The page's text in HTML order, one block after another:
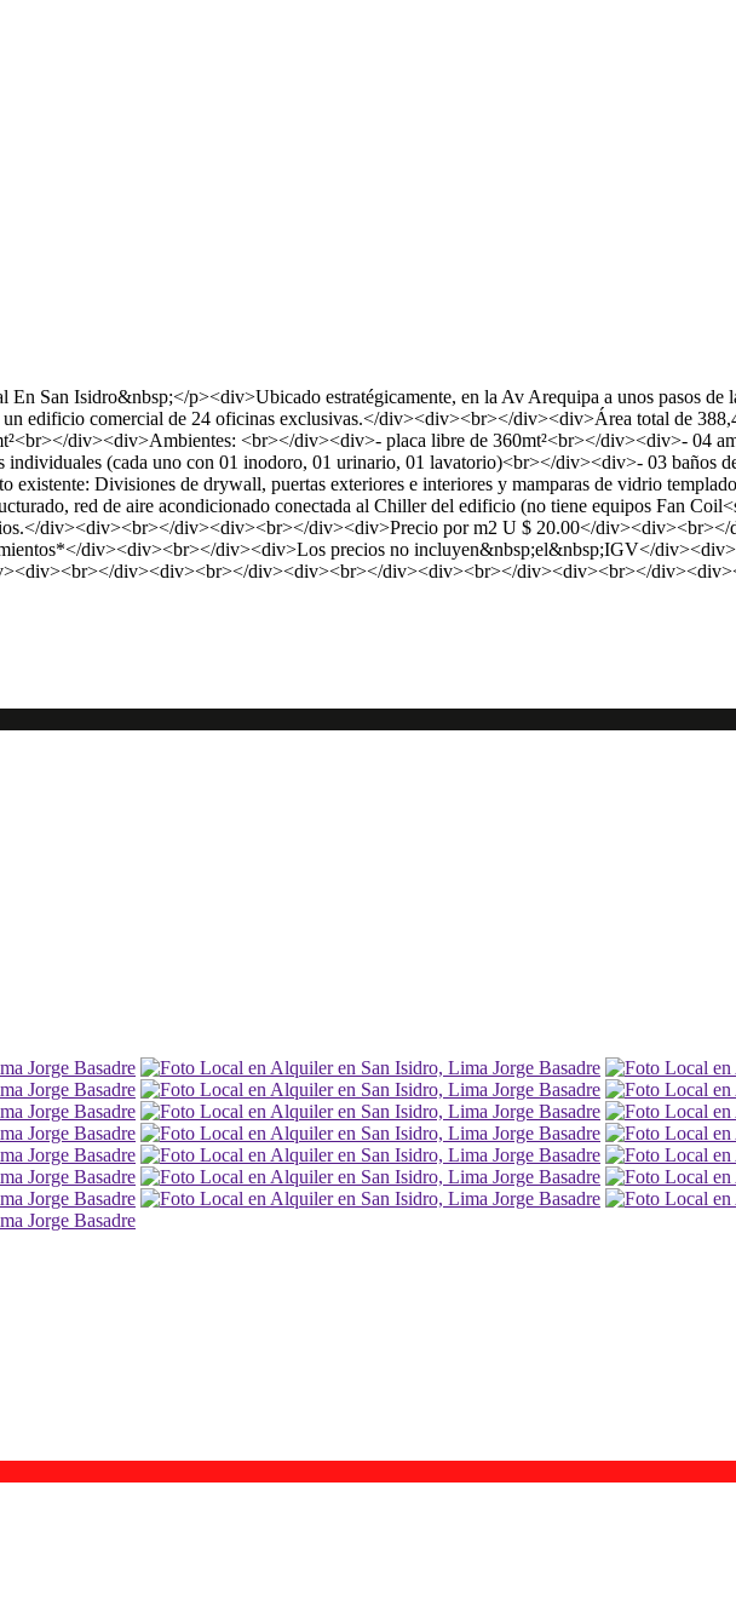
San Isidro&nbsp;</p><div>Ubicado estratégicamente, en la Av Arequipa a unos pasos
edificio comercial de 24 oficinas exclusivas.</div><div><br></div><div>Área total de
div><div>Ambientes: <br></div><div>- placa libre de 360mt²<br></div><div>- 04
(cada uno con 01 inodoro, 01 urinario, 01 lavatorio)<br></div><div>- 03 baños
Divisiones de drywall, puertas exteriores e interiores y mamparas de vidrio
red de aire acondicionado conectada al Chiller del edificio (no tiene equipos Fan
div><div><br></div><div><br></div><div>Precio por m2 U $ 20.00</
div><div><br></div><div>Los precios no incluyen&nbsp;el&nbsp;IGV</
div><div><br></div><div><br></div><div><br></div><div><br></